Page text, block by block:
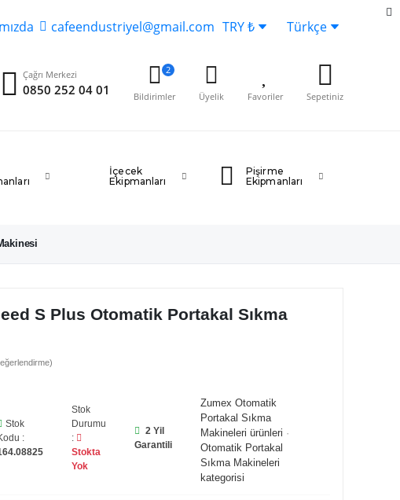
cafeendustriyel@gmail.com TRY ₺ Türkçe
Çağrı Merkezi
0850 252 04 01
2
Bildirimler Üyelik Favoriler Sepetiniz
İçecek
Ekipmanları
Pişirme
Ekipmanları
S Plus Otomatik Portakal Sıkma
Stok
:
Stok
Durumu
:
Stokta
Yok
2 Yil
Garantili
Zumex Otomatik
Portakal Sıkma
Makineleri ürünleri ·
Otomatik Portakal
Sıkma Makineleri
kategorisi